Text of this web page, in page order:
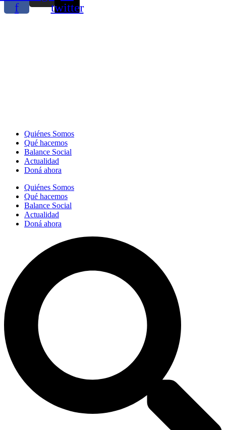
f
twitter
Quiénes Somos
Qué hacemos
Balance Social
Actualidad
Doná ahora
Quiénes Somos
Qué hacemos
Balance Social
Actualidad
Doná ahora